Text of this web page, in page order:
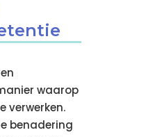
waarop
verwerken.
benadering